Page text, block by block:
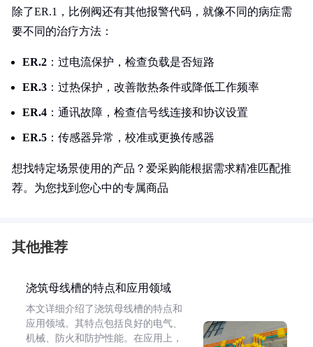
除了ER.1，比例阀还有其他报警代码，就像不同的病症需
要不同的治疗方法：
ER.2 ：过电流保护，检查负载是否短路
ER.3 ：过热保护，改善散热条件或降低工作频率
ER.4 ：通讯故障，检查信号线连接和协议设置
ER.5 ：传感器异常，校准或更换传感器
想找特定场景使用的产品？爱采购能根据需求精准匹配推
荐。为您找到您心中的专属商品
其他推荐
浇筑母线槽的特点和应用领域
本文详细介绍了浇筑母线槽的特点和
应用领域。其特点包括良好的电气、
机械、防火和防护性能。在应用上，